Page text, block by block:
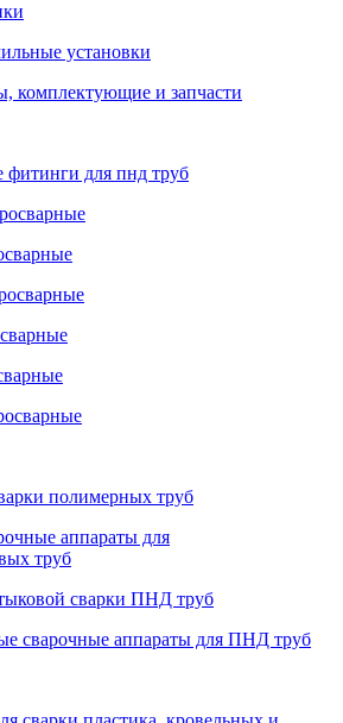
установки
комплектующие и запчасти
фитинги для пнд труб
полимерных труб
аппараты для
труб
сварки ПНД труб
сварочные аппараты для ПНД труб